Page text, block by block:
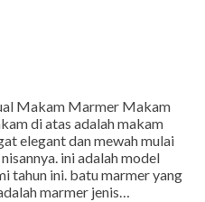
Makam Marmer Makam
di atas adalah makam
elegant dan mewah mulai
ini adalah model
tahun ini. batu marmer yang
marmer jenis…